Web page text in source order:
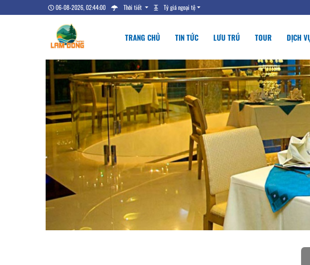
06-08-2026, 02:44:01 Thời tiết Tỷ giá ngoại tệ
TRANG CHỦ TIN TỨC LƯU TRÚ TOUR DỊCH